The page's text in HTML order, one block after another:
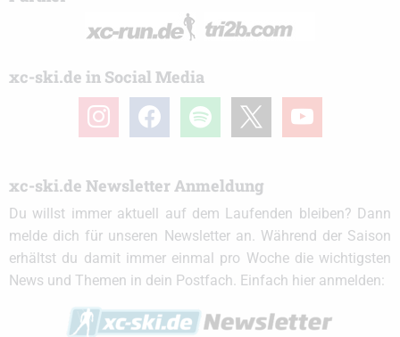
xc-ski.de in Social Media
instagramfacebook spotify youtube
xc-ski.de Newsletter Anmeldung
Du willst immer aktuell auf dem Laufenden bleiben? Dann
melde dich für unseren Newsletter an. Während der Saison
erhältst du damit immer einmal pro Woche die wichtigsten
News und Themen in dein Postfach. Einfach hier anmelden: